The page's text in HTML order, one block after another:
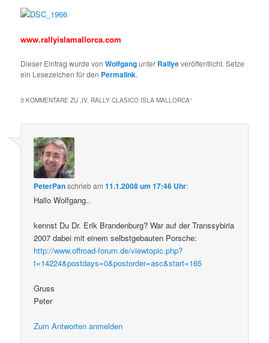
www.rallyislamallorca.com
Dieser Eintrag wurde vonWolfgangunter Rallyeveröffentlicht. Setze
ein Lesezeichen für den Permalink.
3 KOMMENTARE ZU „IV. RALLY CLASICO ISLA MALLORCA“
PeterPanschriebam11.1.2008 um 17:46 Uhr:
Hallo Wolfgang..
kennst Du Dr. Erik Brandenburg? War auf der Transsybiria
2007 dabei mit einem selbstgebauten Porsche:
http://www.offroad-forum.de/viewtopic.php?
t=14224&postdays=0&postorder=asc&start=165
Gruss
Peter
Zum Antworten anmelden